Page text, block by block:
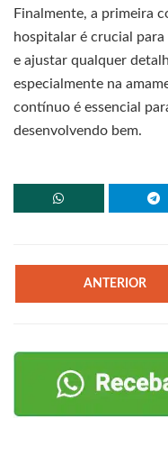
Finalmente, a primeira
hospitalar é crucial
e ajustar qualquer
especialmente na
contínuo é essencial
desenvolvendo bem.
ANTERIOR